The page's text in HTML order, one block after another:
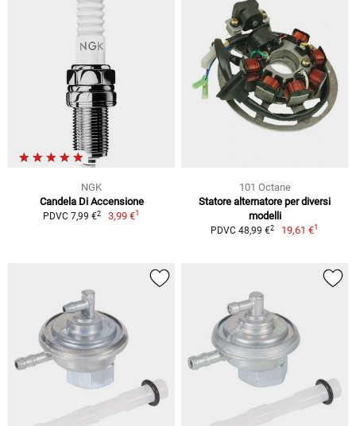
NGK
Candela Di Accensione
PDVC 7,99 €2 3,99 €1
101 Octane
Statore alternatore per diversi
modelli
PDVC 48,99 €2 19,61 €1